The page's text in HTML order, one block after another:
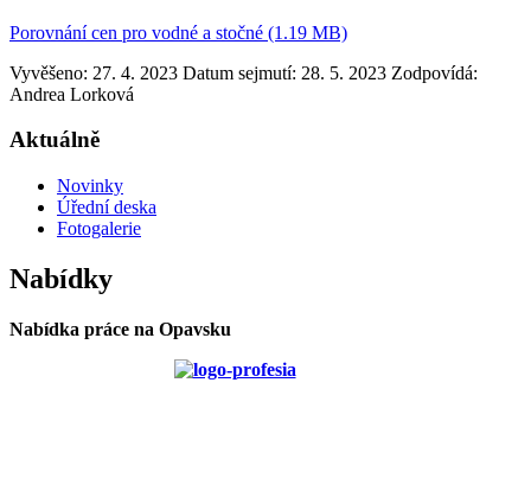
Porovnání cen pro vodné a stočné (1.19 MB)
Vyvěšeno: 27. 4. 2023 Datum sejmutí: 28. 5. 2023 Zodpovídá:
Andrea Lorková
Aktuálně
Novinky
Úřední deska
Fotogalerie
Nabídky
Nabídka práce na Opavsku